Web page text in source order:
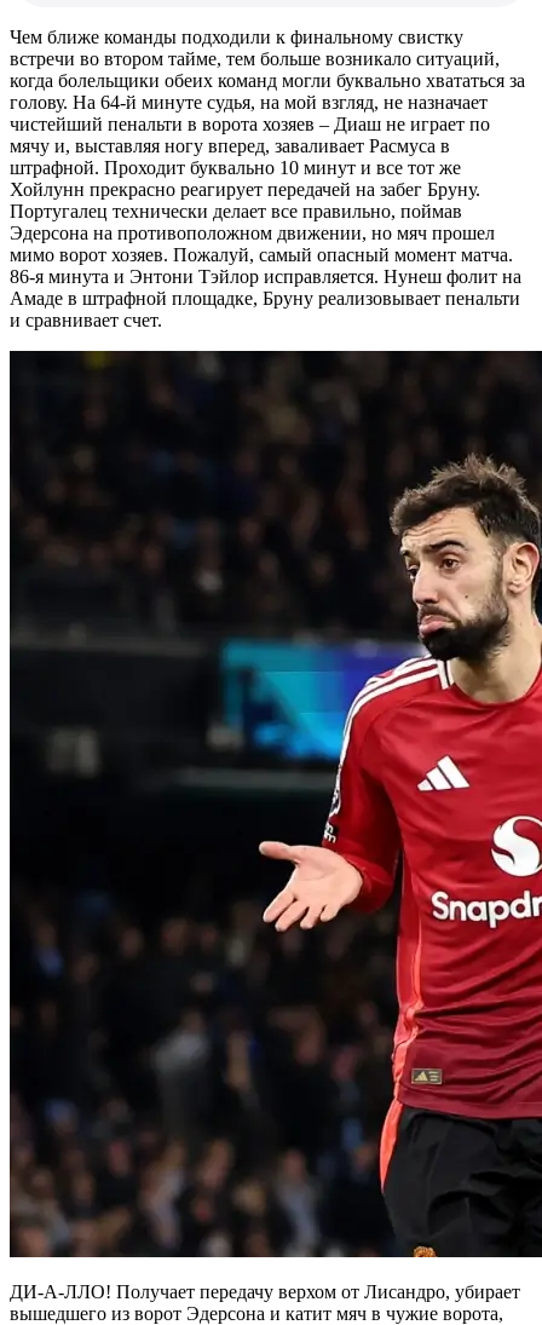
Чем ближе команды подходили к финальному свистку
встречи во втором тайме, тем больше возникало ситуаций,
когда болельщики обеих команд могли буквально хвататься за
голову. На 64-й минуте судья, на мой взгляд, не назначает
чистейший пенальти в ворота хозяев – Диаш не играет по
мячу и, выставляя ногу вперед, заваливает Расмуса в
штрафной. Проходит буквально 10 минут и все тот же
Хойлунн прекрасно реагирует передачей на забег Бруну.
Португалец технически делает все правильно, поймав
Эдерсона на противоположном движении, но мяч прошел
мимо ворот хозяев. Пожалуй, самый опасный момент матча.
86-я минута и Энтони Тэйлор исправляется. Нунеш фолит на
Амаде в штрафной площадке, Бруну реализовывает пенальти
и сравнивает счет.
ДИ-А-ЛЛО! Получает передачу верхом от Лисандро, убирает
вышедшего из ворот Эдерсона и катит мяч в чужие ворота,